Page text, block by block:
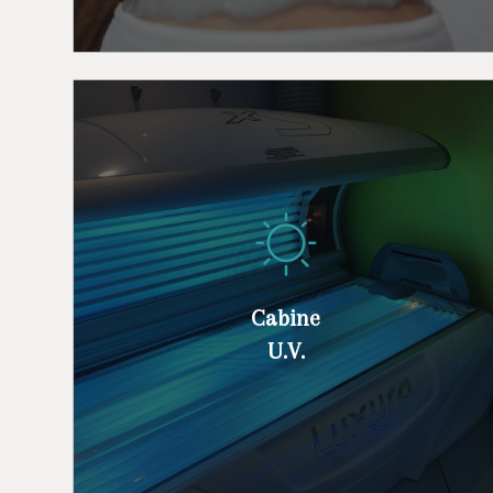
Cabine
U.V.
Notre cabine UV pour un bronzage
parfait en toute saison, sans quitter le
confort de notre établissement.